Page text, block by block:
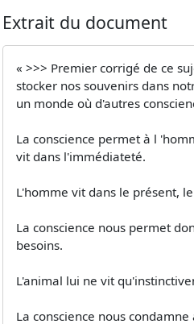
Extrait du document
« >>> Premier corrigé de ce
stocker nos souvenirs dans
un monde où d'autres
La conscience permet à l
vit dans l'immédiateté.
L'homme vit dans le présent,
La conscience nous permet
besoins.
L'animal lui ne vit
La conscience nous